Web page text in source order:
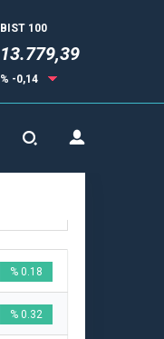
BIST 100
13.779,39
% -0,14
% 0.18
% 0.32